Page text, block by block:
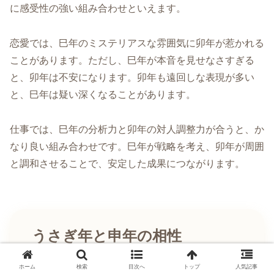
に感受性の強い組み合わせといえます。
恋愛では、巳年のミステリアスな雰囲気に卯年が惹かれる
ことがあります。ただし、巳年が本音を見せなさすぎる
と、卯年は不安になります。卯年も遠回しな表現が多い
と、巳年は疑い深くなることがあります。
仕事では、巳年の分析力と卯年の対人調整力が合うと、か
なり良い組み合わせです。巳年が戦略を考え、卯年が周囲
と調和させることで、安定した成果につながります。
うさぎ年と申年の相性
ホーム 検索 目次へ トップ 人気記事